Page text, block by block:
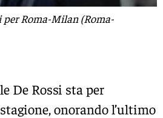
per Roma-Milan (Roma-
De Rossi sta per
onorando l’ultimo